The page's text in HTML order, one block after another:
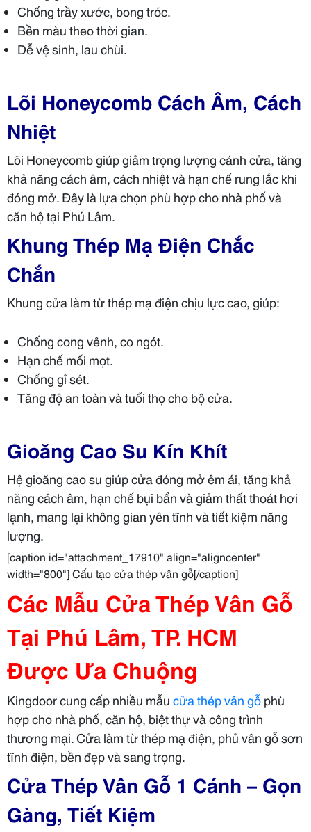
Chống trầy xước, bong tróc.
Bền màu theo thời gian.
Dễ vệ sinh, lau chùi.
Lõi Honeycomb Cách Âm, Cách
Nhiệt
Lõi Honeycomb giúp giảm trọng lượng cánh cửa, tăng
khả năng cách âm, cách nhiệt và hạn chế rung lắc khi
đóng mở. Đây là lựa chọn phù hợp cho nhà phố và
căn hộ tại Phú Lâm.
Khung Thép Mạ Điện Chắc
Chắn
Khung cửa làm từ thép mạ điện chịu lực cao, giúp:
Chống cong vênh, co ngót.
Hạn chế mối mọt.
Chống gỉ sét.
Tăng độ an toàn và tuổi thọ cho bộ cửa.
Gioăng Cao Su Kín Khít
Hệ gioăng cao su giúp cửa đóng mở êm ái, tăng khả
năng cách âm, hạn chế bụi bẩn và giảm thất thoát hơi
lạnh, mang lại không gian yên tĩnh và tiết kiệm năng
lượng.
[caption id="attachment_17910" align="aligncenter"
width="800"] Cấu tạo cửa thép vân gỗ[/caption]
Các Mẫu Cửa Thép Vân Gỗ
Tại Phú Lâm, TP. HCM
Được Ưa Chuộng
Kingdoor cung cấp nhiều mẫucửa thép vân gỗphù
hợp cho nhà phố, căn hộ, biệt thự và công trình
thương mại. Cửa làm từ thép mạ điện, phủ vân gỗ sơn
tĩnh điện, bền đẹp và sang trọng.
Cửa Thép Vân Gỗ 1 Cánh – Gọn
Gàng, Tiết Kiệm